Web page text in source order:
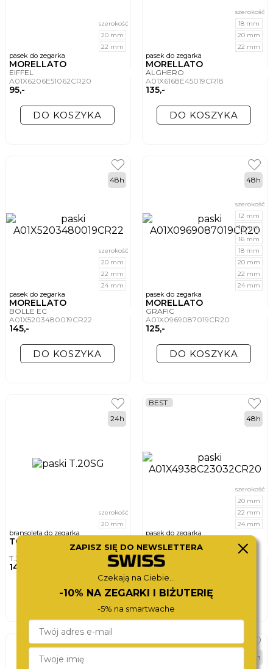
pasek do zegarka
MORELLATO
EIFFEL
A01X6206E51062CR20
95,-
szerokość
20 mm
22 mm
DO KOSZYKA
pasek do zegarka
MORELLATO
ALGHERO
A01X6168E45019CR18
135,-
szerokość
18 mm
20 mm
22 mm
DO KOSZYKA
pasek do zegarka
MORELLATO
BOLLE EC
A01X5203480019CR22
145,-
szerokość
20 mm
22 mm
24 mm
48h
DO KOSZYKA
pasek do zegarka
MORELLATO
GRAFIC
A01X0969087019CR20
125,-
szerokość
12 mm
14 mm
16 mm
18 mm
20 mm
22 mm
24 mm
48h
DO KOSZYKA
bransoleta do zegarka
TORII
T.20SG
140,-
szerokość
20 mm
24h
DO KOSZYKA
pasek do zegarka
PANAMERA
A01X4938C23032CR20
95,-
BEST
szerokość
20 mm
22 mm
24 mm
48h
DO KOSZYKA
48h
ZAPISZ SIĘ DO NEWSLETTERA
Czekają na Ciebie...
-10% NA ZEGARKI I BIŻUTERIĘ
-5% na smartwache